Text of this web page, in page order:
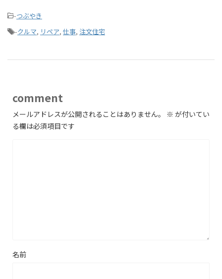
-つぶやき
-クルマ, リペア, 仕事, 注文住宅
comment
メールアドレスが公開されることはありません。 ※ が付いてい
る欄は必須項目です
名前